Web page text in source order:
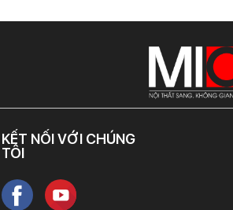
KẾT NỐI VỚI CHÚNG
TÔI